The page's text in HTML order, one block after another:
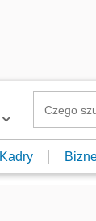
Kadry